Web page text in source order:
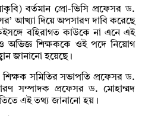
বর্তমান প্রো-ভিসি প্রফেসর ড.
আখ্যা দিয়ে অপসারণ দাবি করেছে
বহিরাগত কাউকে না এনে এই
অভিজ্ঞ শিক্ষককে ওই পদে নিয়োগ
জানানো হয়েছে।
সমিতির সভাপতি প্রফেসর ড.
সম্পাদক প্রফেসর ড. মোহাম্মদ
এই তথ্য জানানো হয়।